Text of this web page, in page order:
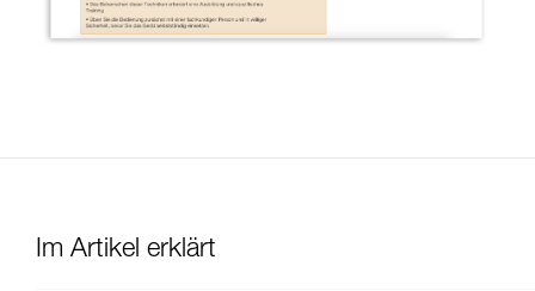
Im Artikel erklärt